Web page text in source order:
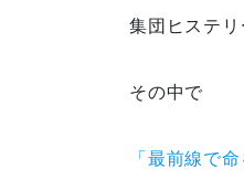
集団ヒステリ
その中で
「最前線で